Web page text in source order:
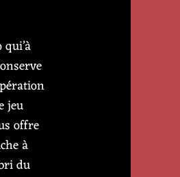
jeu
offre
à
du